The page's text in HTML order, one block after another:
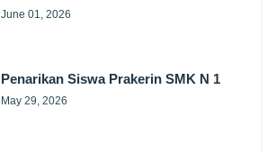
June 01, 2026
Penarikan Siswa Prakerin SMK N 1
May 29, 2026